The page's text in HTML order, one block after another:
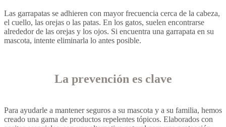
Las garrapatas se adhieren con mayor frecuencia cerca de la cabeza,
el cuello, las orejas o las patas. En los gatos, suelen encontrarse
alrededor de las orejas y los ojos. Si encuentra una garrapata en su
mascota, intente eliminarla lo antes posible.
La prevención es clave
Para ayudarle a mantener seguros a su mascota y a su familia, hemos
creado una gama de productos repelentes tópicos. Elaborados con